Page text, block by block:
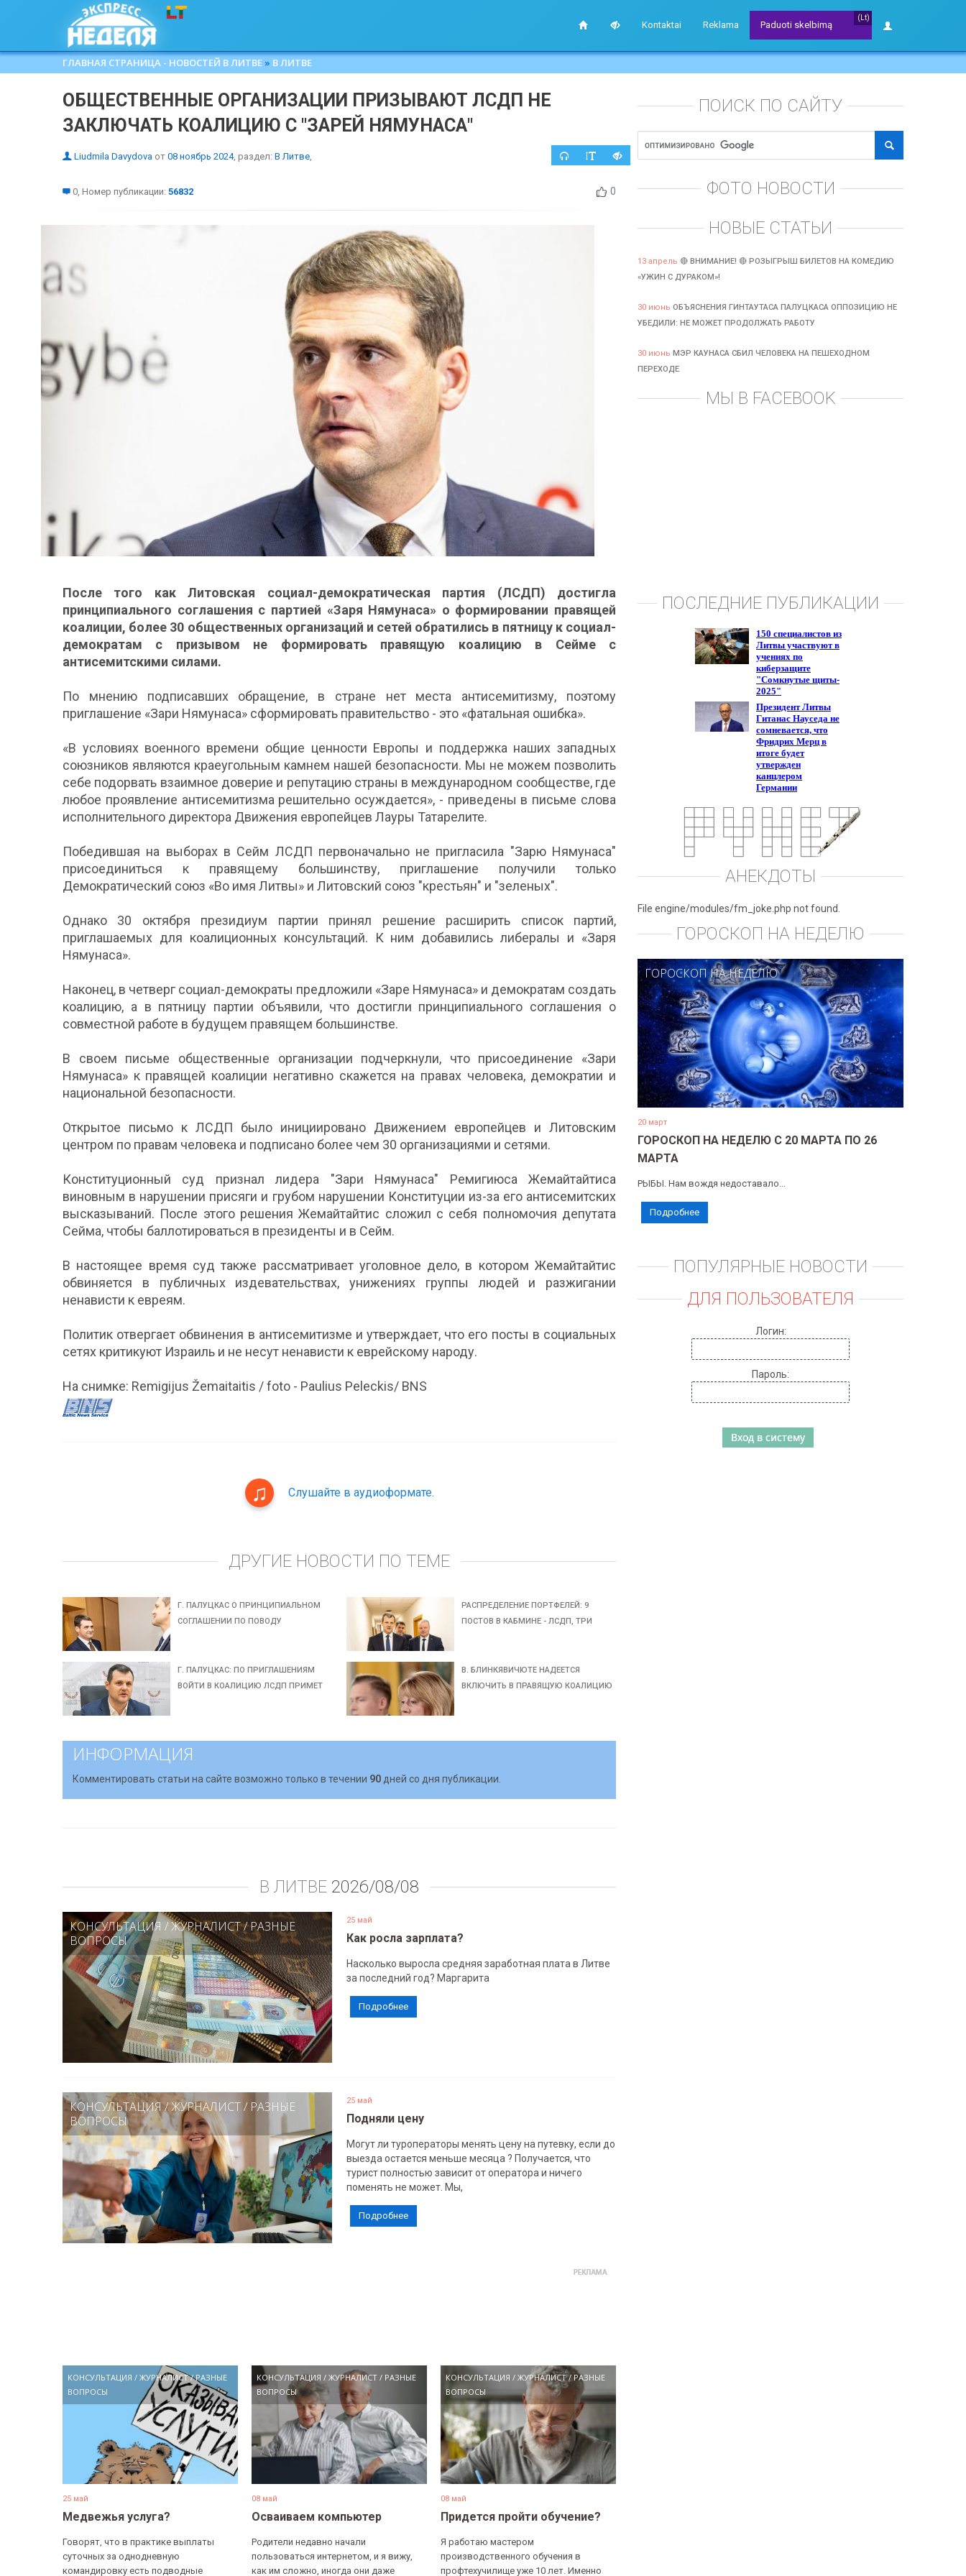
Kontaktai Reklama
(Lt)
Paduoti skelbimą
ГЛАВНАЯ СТРАНИЦА - НОВОСТЕЙ В ЛИТВЕ » В ЛИТВЕ
ОБЩЕСТВЕННЫЕ ОРГАНИЗАЦИИ ПРИЗЫВАЮТ ЛСДП НЕ
ЗАКЛЮЧАТЬ КОАЛИЦИЮ С "ЗАРЕЙ НЯМУНАСА"
Liudmila Davydova от 08 ноябрь 2024, раздел: В Литве,
0, Номер публикации: 56832 0
После того как Литовская социал-демократическая партия (ЛСДП) достигла
принципиального соглашения с партией «Заря Нямунаса» о формировании правящей
коалиции, более 30 общественных организаций и сетей обратились в пятницу к социал-
демократам с призывом не формировать правящую коалицию в Сейме с
антисемитскими силами.
По мнению подписавших обращение, в стране нет места антисемитизму, поэтому
приглашение «Зари Нямунаса» сформировать правительство - это «фатальная ошибка».
«В условиях военного времени общие ценности Европы и поддержка наших западных
союзников являются краеугольным камнем нашей безопасности. Мы не можем позволить
себе подорвать взаимное доверие и репутацию страны в международном сообществе, где
любое проявление антисемитизма решительно осуждается», - приведены в письме слова
исполнительного директора Движения европейцев Лауры Татарелите.
Победившая на выборах в Сейм ЛСДП первоначально не пригласила "Зарю Нямунаса"
присоединиться к правящему большинству, приглашение получили только
Демократический союз «Во имя Литвы» и Литовский союз "крестьян" и "зеленых".
Однако 30 октября президиум партии принял решение расширить список партий,
приглашаемых для коалиционных консультаций. К ним добавились либералы и «Заря
Нямунаса».
Наконец, в четверг социал-демократы предложили «Заре Нямунаса» и демократам создать
коалицию, а в пятницу партии объявили, что достигли принципиального соглашения о
совместной работе в будущем правящем большинстве.
В своем письме общественные организации подчеркнули, что присоединение «Зари
Нямунаса» к правящей коалиции негативно скажется на правах человека, демократии и
национальной безопасности.
Открытое письмо к ЛСДП было инициировано Движением европейцев и Литовским
центром по правам человека и подписано более чем 30 организациями и сетями.
Конституционный суд признал лидера "Зари Нямунаса" Ремигиюса Жемайтайтиса
виновным в нарушении присяги и грубом нарушении Конституции из-за его антисемитских
высказываний. После этого решения Жемайтайтис сложил с себя полномочия депутата
Сейма, чтобы баллотироваться в президенты и в Сейм.
В настоящее время суд также рассматривает уголовное дело, в котором Жемайтайтис
обвиняется в публичных издевательствах, унижениях группы людей и разжигании
ненависти к евреям.
Политик отвергает обвинения в антисемитизме и утверждает, что его посты в социальных
сетях критикуют Израиль и не несут ненависти к еврейскому народу.
На снимке: Remigijus Žemaitaitis / foto - Paulius Peleckis/ BNS
Слушайте в аудиоформате.
ДРУГИЕ НОВОСТИ ПО ТЕМЕ
Г. ПАЛУЦКАС О ПРИНЦИПИАЛЬНОМ
СОГЛАШЕНИИ ПО ПОВОДУ
РАСПРЕДЕЛЕНИЕ ПОРТФЕЛЕЙ: 9
ПОСТОВ В КАБМИНЕ - ЛСДП, ТРИ
Г. ПАЛУЦКАС: ПО ПРИГЛАШЕНИЯМ
ВОЙТИ В КОАЛИЦИЮ ЛСДП ПРИМЕТ
В. БЛИНКЯВИЧЮТЕ НАДЕЕТСЯ
ВКЛЮЧИТЬ В ПРАВЯЩУЮ КОАЛИЦИЮ
ИНФОРМАЦИЯ
Комментировать статьи на сайте возможно только в течении 90 дней со дня публикации.
В ЛИТВЕ 2026/08/08
КОНСУЛЬТАЦИЯ /ЖУРНАЛИСТ/РАЗНЫЕ
ВОПРОСЫ
25 май
Как росла зарплата?
Насколько выросла средняя заработная плата в Литве
за последний год? Маргарита
Подробнее
КОНСУЛЬТАЦИЯ/ЖУРНАЛИСТ/ РАЗНЫЕ
ВОПРОСЫ
25 май
Подняли цену
Могут ли туроператоры менять цену на путевку, если до
выезда остается меньше месяца ? Получается, что
турист полностью зависит от оператора и ничего
поменять не может. Мы,
Подробнее
КОНСУЛЬТАЦИЯ / ЖУРНАЛИСТ/РАЗНЫЕ
ВОПРОСЫ
25 май
Медвежья услуга?
Говорят, что в практике выплаты
суточных за однодневную
командировку есть подводные
КОНСУЛЬТАЦИЯ /ЖУРНАЛИСТ / РАЗНЫЕ
ВОПРОСЫ
08 май
Осваиваем компьютер
Родители недавно начали
пользоваться интернетом, и я вижу,
как им сложно, иногда они даже
КОНСУЛЬТАЦИЯ /ЖУРНАЛИСТ/ РАЗНЫЕ
ВОПРОСЫ
08 май
Придется пройти обучение?
Я работаю мастером
производственного обучения в
профтехучилище уже 10 лет. Именно
ПОИСК ПО САЙТУ
ФОТО НОВОСТИ
НОВЫЕ СТАТЬИ
13 апрель 🔴 ВНИМАНИЕ! 🔴 РОЗЫГРЫШ БИЛЕТОВ НА КОМЕДИЮ
«УЖИН С ДУРАКОМ»!
30 июнь ОБЪЯСНЕНИЯ ГИНТАУТАСА ПАЛУЦКАСА ОППОЗИЦИЮ НЕ
УБЕДИЛИ: НЕ МОЖЕТ ПРОДОЛЖАТЬ РАБОТУ
30 июнь МЭР КАУНАСА СБИЛ ЧЕЛОВЕКА НА ПЕШЕХОДНОМ
ПЕРЕХОДЕ
МЫ В FACEBOOK
ПОСЛЕДНИЕ ПУБЛИКАЦИИ
АНЕКДОТЫ
File engine/modules/fm_joke.php not found.
ГОРОСКОП НА НЕДЕЛЮ
ГОРОСКОП НА НЕДЕЛЮ
20 март
ГОРОСКОП НА НЕДЕЛЮ С 20 МАРТА ПО 26
МАРТА
РЫБЫ. Нам вождя недоставало...
Подробнее
ПОПУЛЯРНЫЕ НОВОСТИ
ДЛЯ ПОЛЬЗОВАТЕЛЯ
Логин:
Пароль: